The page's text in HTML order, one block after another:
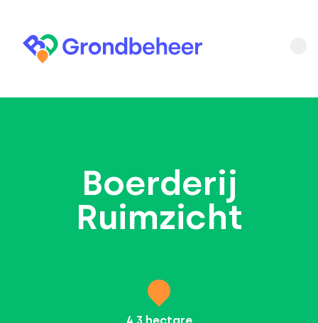
Boerderij
Ruimzicht